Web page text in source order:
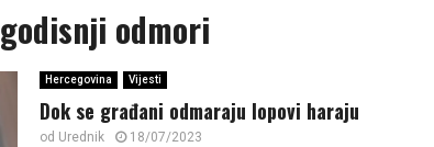
godisnji odmori
Hercegovina Vijesti
Dok se građani odmaraju lopovi haraju
od Urednik 18/07/2023